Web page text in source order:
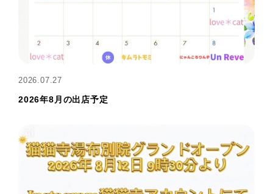
2026.07.27
2026年8月の出店予定